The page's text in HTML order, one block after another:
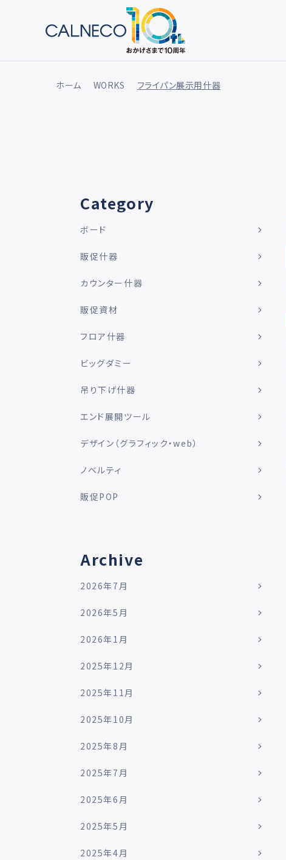
ホーム WORKS フライパン展示用什器
Category
ボード
販促什器
カウンター什器
販促資材
フロア什器
ビッグダミー
吊り下げ什器
エンド展開ツール
デザイン（グラフィック・web）
ノベルティ
販促POP
Archive
2026年7月
2026年5月
2026年1月
2025年12月
2025年11月
2025年10月
2025年8月
2025年7月
2025年6月
2025年5月
2025年4月